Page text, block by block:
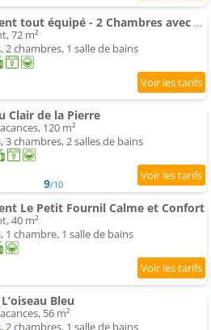
Appartement tout équipé - 2 Chambres avec Clim et parking privé
72 m²
2 chambres, 1 salle de bains
Clair de la Pierre
120 m²
3 chambres, 2 salles de bains
9/10
Le Petit Fournil Calme et Confort
40 m²
1 chambre, 1 salle de bains
Bleu
56 m²
2 chambres, 1 salle de bains